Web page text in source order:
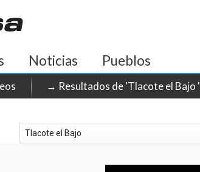
Noticias Pueblos
→ Resultados de 'Tlacote el Bajo '